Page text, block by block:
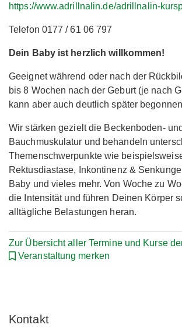
https://www.adrillnalin.de/adrillnalin-
Telefon 0177 / 61 06 797
Dein Baby ist herzlich willkommen!
Geeignet während oder nach der
bis 8 Wochen nach der Geburt (je nach
kann aber auch deutlich später
Wir stärken gezielt die Beckenboden- und
Bauchmuskulatur und behandeln
Themenschwerpunkte wie
Rektusdiastase, Inkontinenz &
Baby und vieles mehr. Von Woche zu
die Intensität und führen Deinen Körper
alltägliche Belastungen heran.
Zur Übersicht aller Termine und Kurse
Veranstaltung merken
Kontakt